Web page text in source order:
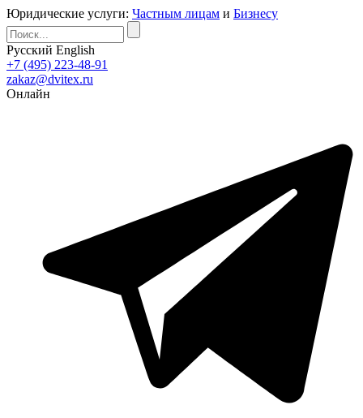
Юридические услуги: Частным лицам и Бизнесу
Русский English
+7 (495) 223-48-91
zakaz@dvitex.ru
Онлайн